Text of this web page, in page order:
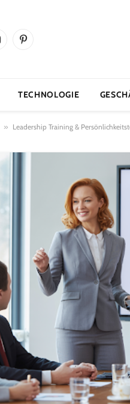
Pinterest
TECHNOLOGIE
» Leadership Training &